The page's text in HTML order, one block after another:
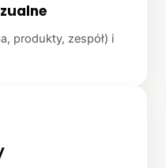
produkty, zespół) i